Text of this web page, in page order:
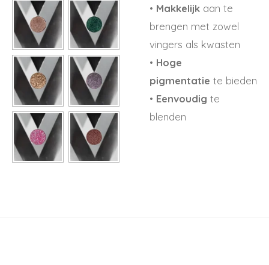
• Makkelijk aan te
brengen met zowel
vingers als kwasten
• Hoge
pigmentatie te bieden
• Eenvoudig te
blenden